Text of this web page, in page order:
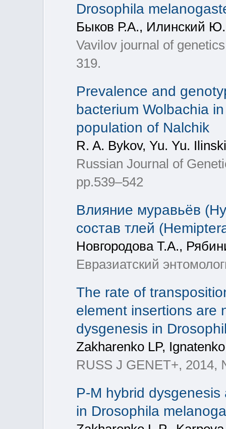
Drosophila
Быков Р.А., Илинский
Vavilov journal of
319.
Prevalence and
bacterium Wolbachia
population of Nalchik
R. A. Bykov, Yu. Yu.
Russian Journal of
pp.539–542
Влияние муравьёв
состав тлей
Новгородова Т.А.,
Евразиатский
The rate of
element insertions are
dysgenesis in
Zakharenko LP,
RUSS J GENET+, 2014,
P-M hybrid
in Drosophila